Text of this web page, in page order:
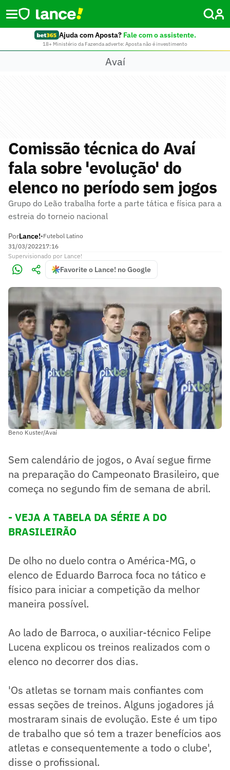
Ajuda com Aposta? Fale com o assistente.
18+ Ministério da Fazenda adverte: Aposta não é investimento
Avaí
Comissão técnica do Avaí
fala sobre 'evolução' do
elenco no período sem jogos
Grupo do Leão trabalha forte a parte tática e física para a
estreia do torneio nacional
PorLance!•Futebol Latino
31/03/202217:16
Supervisionado por Lance!
Favorite o Lance! no Google
Beno Kuster/Avaí
Sem calendário de jogos, o Avaí segue firme
na preparação do Campeonato Brasileiro, que
começa no segundo fim de semana de abril.
- VEJA A TABELA DA SÉRIE A DO
BRASILEIRÃO
De olho no duelo contra o América-MG, o
elenco de Eduardo Barroca foca no tático e
físico para iniciar a competição da melhor
maneira possível.
Ao lado de Barroca, o auxiliar-técnico Felipe
Lucena explicou os treinos realizados com o
elenco no decorrer dos dias.
'Os atletas se tornam mais confiantes com
essas seções de treinos. Alguns jogadores já
mostraram sinais de evolução. Este é um tipo
de trabalho que só tem a trazer benefícios aos
atletas e consequentemente a todo o clube',
disse o profissional.